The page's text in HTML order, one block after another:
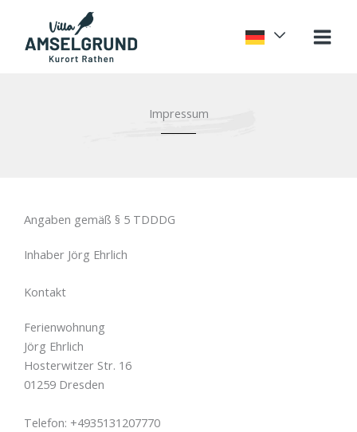
springen
Impressum
Angaben gemäß § 5 TDDDG
Inhaber Jörg Ehrlich
Kontakt
Ferienwohnung
Jörg Ehrlich
Hosterwitzer Str. 16
01259 Dresden
Telefon: +4935131207770